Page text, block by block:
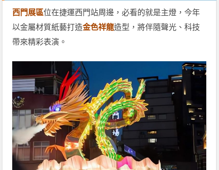
西門展區位在捷運西門站周邊，必看的就是主燈，今年
以金屬材質紙藝打造金色祥龍造型，將伴隨聲光、科技
帶來精彩表演。